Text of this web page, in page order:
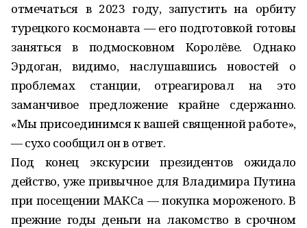
отмечаться в 2023 году, запустить на орбиту
турецкого космонавта — его подготовкой готовы
заняться в подмосковном Королёве. Однако
Эрдоган, видимо, наслушавшись новостей о
проблемах станции, отреагировал на это
заманчивое предложение крайне сдержанно.
«Мы присоединимся к вашей священной работе»,
— сухо сообщил он в ответ.
Под конец экскурсии президентов ожидало
действо, уже привычное для Владимира Путина
при посещении МАКСа — покупка мороженого. В
прежние годы деньги на лакомство в срочном